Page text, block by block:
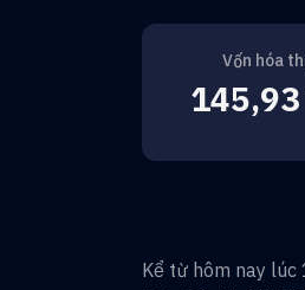
Vốn hóa
145,93
Kể từ hôm nay lúc